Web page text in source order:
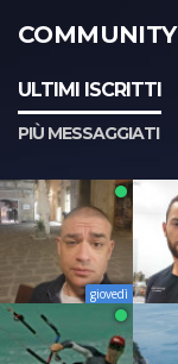
COMMUNITY
ULTIMI ISCRITTI
PIÙ MESSAGGIATI
giovedì